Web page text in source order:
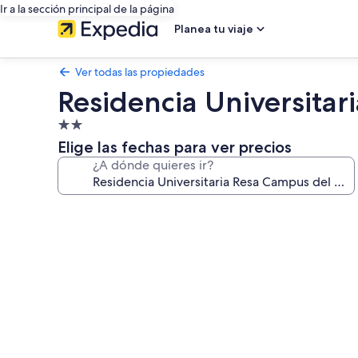
Ir a la sección principal de la página
Planea tu viaje
Ver todas las propiedades
Residencia
Propiedad
de
2.0
estrellas
Elige las fechas para ver precios
¿A dónde quieres ir?